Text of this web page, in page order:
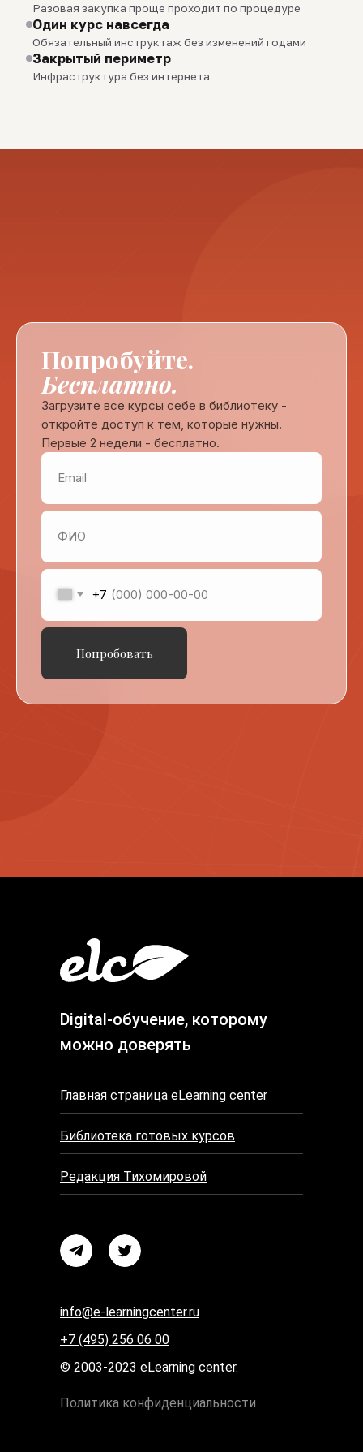
Разовая закупка проще проходит по процедуре
Один курс навсегда
Обязательный инструктаж без изменений годами
Закрытый периметр
Инфраструктура без интернета
Попробуйте.
Бесплатно.
Загрузите все курсы себе в библиотеку -
откройте доступ к тем, которые нужны.
Первые 2 недели - бесплатно.
+7
Попробовать
Digital-обучение, которому
можно доверять
Библиотека готовых курсов
Редакция Тихомировой
© 2003-2023 eLearning center.
+7 (495) 256 06 00
info@e-learningcenter.ru
Политика конфиденциальности
Главная страница eLearning center